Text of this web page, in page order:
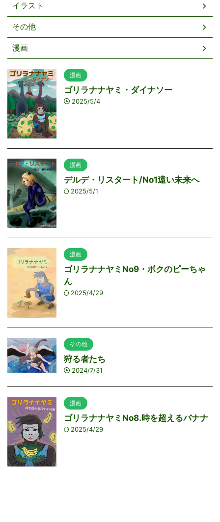
イラスト
その他
漫画
漫画
ゴリラナナヤミ・ダイナソー
2025/5/4
漫画
デルデ・リスタート/No1遠い未来へ
2025/5/1
漫画
ゴリラナナヤミNo9・ボクのピーちゃ
ん
2025/4/29
その他
狩る者たち
2024/7/31
漫画
ゴリラナナヤミNo8.時を超えるバナナ
2025/4/29